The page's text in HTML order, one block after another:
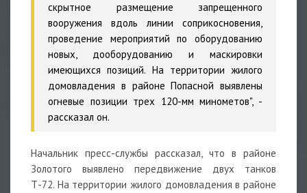
скрытное размещение запрещенного
вооружения вдоль линии соприкосновения,
проведение мероприятий по оборудованию
новых, дооборудованию и маскировки
имеющихся позиций. На территории жилого
домовладения в районе Попасной выявлены
огневые позиции трех 120-мм минометов", -
рассказал он.
Начальник пресс-службы рассказал, что в районе
Золотого выявлено передвижение двух танков
Т-72. На территории жилого домовладения в районе